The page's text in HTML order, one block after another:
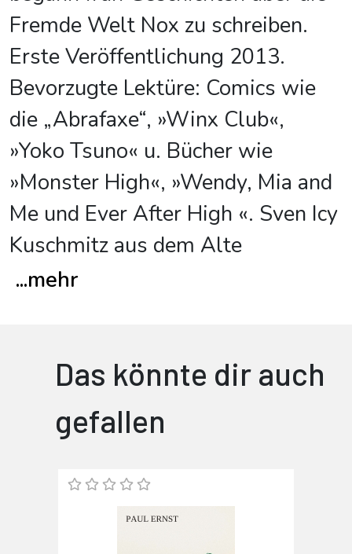
Fremde Welt Nox zu schreiben.
Erste Veröffentlichung 2013.
Bevorzugte Lektüre: Comics wie
die „Abrafaxe“, »Winx Club«,
»Yoko Tsuno« u. Bücher wie
»Monster High«, »Wendy, Mia and
Me und Ever After High «. Sven Icy
Kuschmitz aus dem Alte
...mehr
Das könnte dir auch
gefallen